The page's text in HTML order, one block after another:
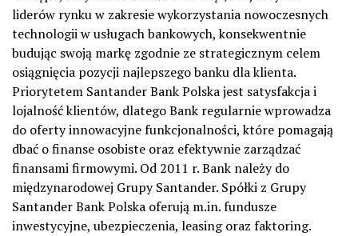
liderów rynku w zakresie wykorzystania nowoczesnych
technologii w usługach bankowych, konsekwentnie
budując swoją markę zgodnie ze strategicznym celem
osiągnięcia pozycji najlepszego banku dla klienta.
Priorytetem Santander Bank Polska jest satysfakcja i
lojalność klientów, dlatego Bank regularnie wprowadza
do oferty innowacyjne funkcjonalności, które pomagają
dbać o finanse osobiste oraz efektywnie zarządzać
finansami firmowymi. Od 2011 r. Bank należy do
międzynarodowej Grupy Santander. Spółki z Grupy
Santander Bank Polska oferują m.in. fundusze
inwestycyjne, ubezpieczenia, leasing oraz faktoring.